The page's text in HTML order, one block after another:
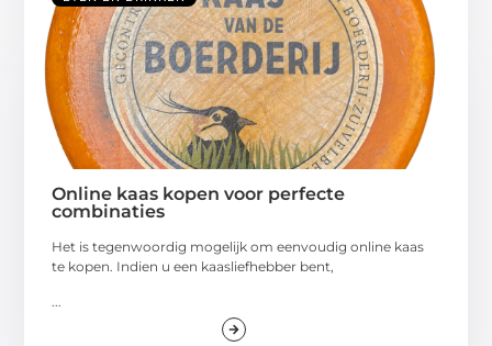
Online kaas kopen voor perfecte
combinaties
Het is tegenwoordig mogelijk om eenvoudig online kaas
te kopen. Indien u een kaasliefhebber bent,
...